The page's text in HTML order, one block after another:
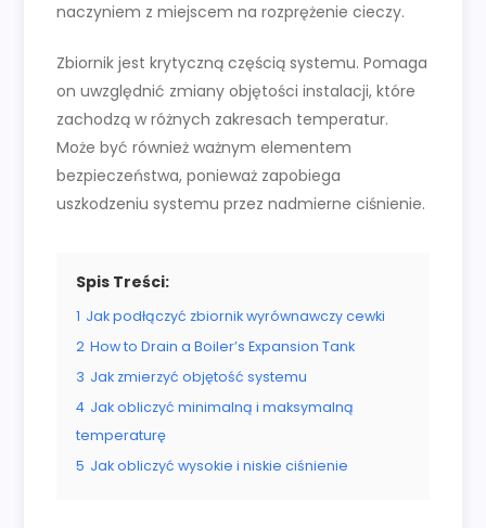
naczyniem z miejscem na rozprężenie cieczy.
Zbiornik jest krytyczną częścią systemu. Pomaga
on uwzględnić zmiany objętości instalacji, które
zachodzą w różnych zakresach temperatur.
Może być również ważnym elementem
bezpieczeństwa, ponieważ zapobiega
uszkodzeniu systemu przez nadmierne ciśnienie.
Spis Treści:
1 Jak podłączyć zbiornik wyrównawczy cewki
2 How to Drain a Boiler’s Expansion Tank
3 Jak zmierzyć objętość systemu
4 Jak obliczyć minimalną i maksymalną
temperaturę
5 Jak obliczyć wysokie i niskie ciśnienie